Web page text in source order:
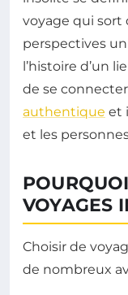
voyage qui sort
perspectives
l’histoire d’un
de se
authentique et
et les
VOYAGES
Choisir de
de nombreux